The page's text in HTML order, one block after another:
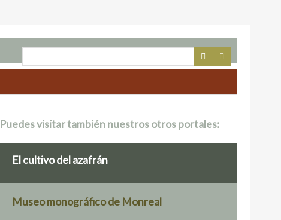
Puedes visitar también nuestros otros portales:
El cultivo del azafrán
Museo monográfico de Monreal